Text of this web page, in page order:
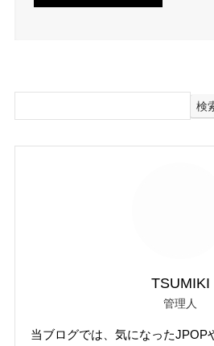
検
TSUMIKI
管理人
当ブログでは、気になったJPOP